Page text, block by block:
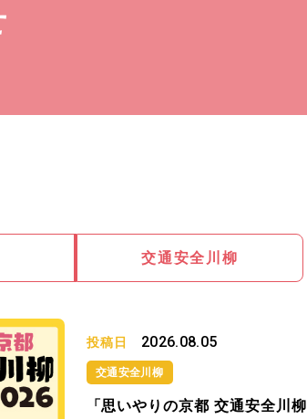
交通安全川柳
投稿日 2026.08.05
交通安全川柳
「思いやりの京都 交通安全川柳